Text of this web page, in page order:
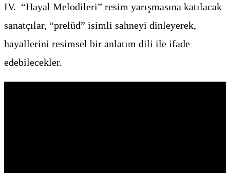
IV. “Hayal Melodileri” resim yarışmasına katılacak
sanatçılar, “prelüd” isimli sahneyi dinleyerek,
hayallerini resimsel bir anlatım dili ile ifade
edebilecekler.